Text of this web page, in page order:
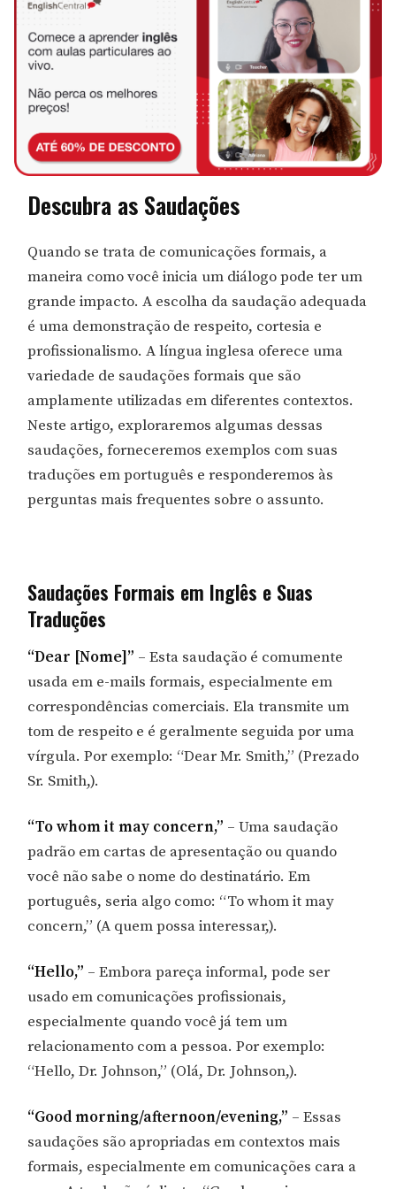
Descubra as Saudações
Quando se trata de comunicações formais, a
maneira como você inicia um diálogo pode ter um
grande impacto. A escolha da saudação adequada
é uma demonstração de respeito, cortesia e
profissionalismo. A língua inglesa oferece uma
variedade de saudações formais que são
amplamente utilizadas em diferentes contextos.
Neste artigo, exploraremos algumas dessas
saudações, forneceremos exemplos com suas
traduções em português e responderemos às
perguntas mais frequentes sobre o assunto.
Saudações Formais em Inglês e Suas
Traduções
“Dear [Nome]” – Esta saudação é comumente
usada em e-mails formais, especialmente em
correspondências comerciais. Ela transmite um
tom de respeito e é geralmente seguida por uma
vírgula. Por exemplo: “Dear Mr. Smith,” (Prezado
Sr. Smith,).
“To whom it may concern,” – Uma saudação
padrão em cartas de apresentação ou quando
você não sabe o nome do destinatário. Em
português, seria algo como: “To whom it may
concern,” (A quem possa interessar,).
“Hello,” – Embora pareça informal, pode ser
usado em comunicações profissionais,
especialmente quando você já tem um
relacionamento com a pessoa. Por exemplo:
“Hello, Dr. Johnson,” (Olá, Dr. Johnson,).
“Good morning/afternoon/evening,” – Essas
saudações são apropriadas em contextos mais
formais, especialmente em comunicações cara a